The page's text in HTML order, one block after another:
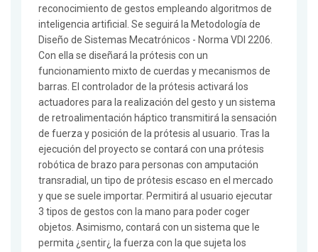
reconocimiento de gestos empleando algoritmos de
inteligencia artificial. Se seguirá la Metodología de
Diseño de Sistemas Mecatrónicos - Norma VDI 2206.
Con ella se diseñará la prótesis con un
funcionamiento mixto de cuerdas y mecanismos de
barras. El controlador de la prótesis activará los
actuadores para la realización del gesto y un sistema
de retroalimentación háptico transmitirá la sensación
de fuerza y posición de la prótesis al usuario. Tras la
ejecución del proyecto se contará con una prótesis
robótica de brazo para personas con amputación
transradial, un tipo de prótesis escaso en el mercado
y que se suele importar. Permitirá al usuario ejecutar
3 tipos de gestos con la mano para poder coger
objetos. Asimismo, contará con un sistema que le
permita ¿sentir¿ la fuerza con la que sujeta los